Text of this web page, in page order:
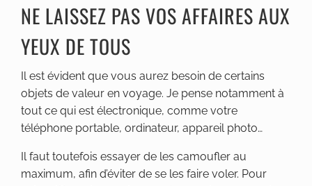
NE LAISSEZ PAS VOS AFFAIRES AUX
YEUX DE TOUS
Il est évident que vous aurez besoin de certains
objets de valeur en voyage. Je pense notamment à
tout ce qui est électronique, comme votre
téléphone portable, ordinateur, appareil photo…
Il faut toutefois essayer de les camoufler au
maximum, afin d’éviter de se les faire voler. Pour